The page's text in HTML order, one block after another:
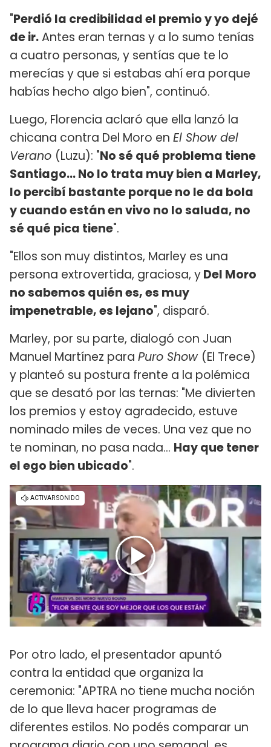
"Perdió la credibilidad el premio y yo dejé
de ir.Antes eran ternas y a lo sumo tenías
a cuatro personas, y sentías que te lo
merecías y que si estabas ahí era porque
habías hecho algo bien", continuó.
Luego, Florencia aclaró que ella lanzó la
chicana contra Del Moro en El Show del
Verano (Luzu): "No sé qué problema tiene
Santiago... No lo trata muy bien a Marley,
lo percibí bastante porque no le da bola
y cuando están en vivo no lo saluda, no
sé qué pica tiene".
"Ellos son muy distintos, Marley es una
persona extrovertida, graciosa, yDel Moro
no sabemos quién es, es muy
impenetrable, es lejano", disparó.
Marley, por su parte, dialogó con Juan
Manuel Martínez para Puro Show (El Trece)
y planteó su postura frente a la polémica
que se desató por las ternas: "Me divierten
los premios y estoy agradecido, estuve
nominado miles de veces. Una vez que no
te nominan, no pasa nada... Hay que tener
el ego bien ubicado".
Por otro lado, el presentador apuntó
contra la entidad que organiza la
ceremonia: "APTRA no tiene mucha noción
de lo que lleva hacer programas de
diferentes estilos. No podés comparar un